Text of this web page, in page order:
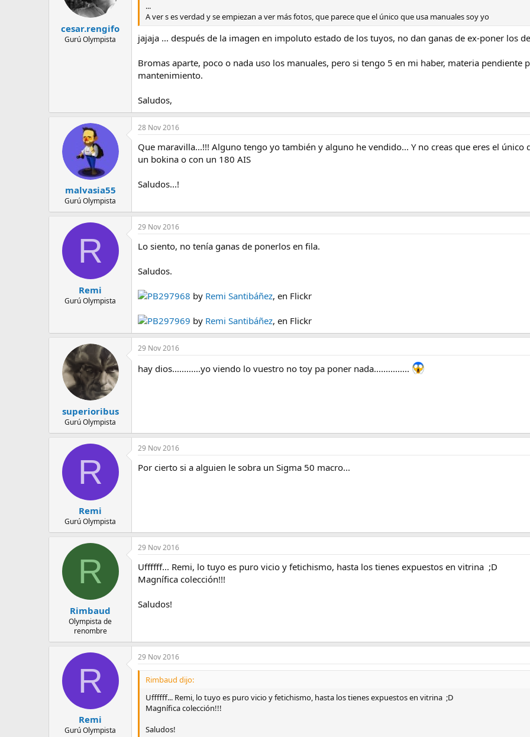
cesar.rengifo
Gurú Olympista
...
A ver s es verdad y se empiezan a ver más fotos, que parece que el único que usa manuales soy yo
jajaja ... después de la imagen en impoluto estado de los tuyos, no dan ganas de ex-poner los
Bromas aparte, poco o nada uso los manuales, pero si tengo 5 en mi haber, materia
mantenimiento.
Saludos,
malvasia55
Gurú Olympista
28 Nov 2016
Que maravilla...!!! Alguno tengo yo también y alguno he vendido... Y no creas que eres el
un bokina o con un 180 AIS
Saludos...!
R
Remi
Gurú Olympista
29 Nov 2016
Lo siento, no tenía ganas de ponerlos en fila.
Saludos.
PB297968 by Remi Santibáñez, en Flickr
PB297969 by Remi Santibáñez, en Flickr
superioribus
Gurú Olympista
29 Nov 2016
hay dios............yo viendo lo vuestro no toy pa poner nada...............
R
Remi
Gurú Olympista
29 Nov 2016
Por cierto si a alguien le sobra un Sigma 50 macro...
R
Rimbaud
Olympista de
renombre
29 Nov 2016
Uffffff... Remi, lo tuyo es puro vicio y fetichismo, hasta los tienes expuestos en vitrina ;D
Magnífica colección!!!
Saludos!
R
Remi
Gurú Olympista
29 Nov 2016
Rimbaud dijo:
Uffffff... Remi, lo tuyo es puro vicio y fetichismo, hasta los tienes expuestos en vitrina ;D
Magnífica colección!!!
Saludos!